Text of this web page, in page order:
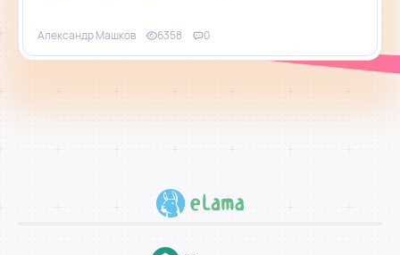
Александр Машков 6358 0